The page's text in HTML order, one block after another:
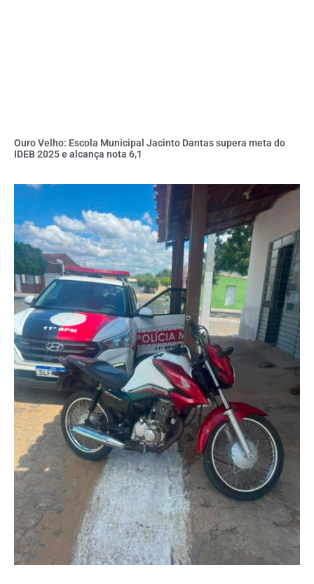
Ouro Velho: Escola Municipal Jacinto Dantas supera meta do
IDEB 2025 e alcança nota 6,1